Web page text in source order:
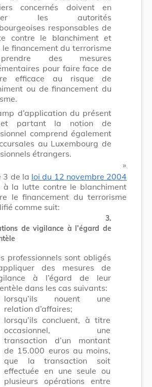
concernés doivent en
les autorités
responsables de
contre le blanchiment et
le financement du terrorisme
des mesures
pour faire face de
efficace au risque de
ou de financement du
d’application du présent
partant la notion de
comprend également
au Luxembourg de
étrangers.
​ »
3 de la loi du 12 novembre 2004
à la lutte contre le blanchiment
le financement du terrorisme
comme suit:
3.
de vigilance à l’égard de
professionnels sont obligés
des mesures de
à l’égard de leur
dans les cas suivants:
lorsqu’ils nouent une
relation d’affaires;
lorsqu’ils concluent, à titre
occasionnel, une
transaction d’un montant
de 15.000 euros au moins,
que la transaction soit
effectuée en une seule ou
plusieurs opérations entre